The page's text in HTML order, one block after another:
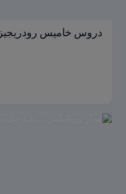
دروس خاميس رودريجيز